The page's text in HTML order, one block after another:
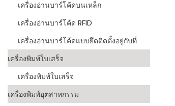
เครื่องอ่านบาร์โค้ดบนเหล็ก
เครื่องอ่านบาร์โค้ด RFID
เครื่องอ่านบาร์โค้ดแบบยึดติดตั้งอยู่กับที่
เครื่องพิมพ์ใบเสร็จ
เครื่องพิมพ์ใบเสร็จ
เครื่องพิมพ์อุตสาหกรรม